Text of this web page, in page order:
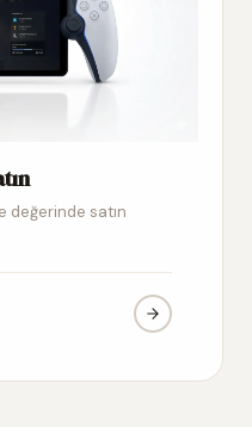
değerinde satın